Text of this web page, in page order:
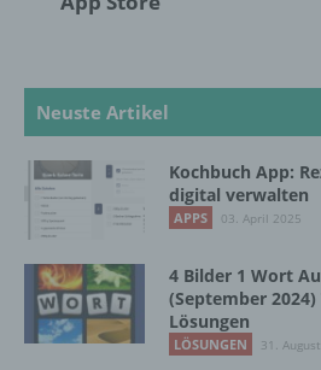
Neuste Artikel
Kochbuch App:
digital verwalten
APPS 03. April 2025
4 Bilder 1 Wort
(September 2024)
Lösungen
LÖSUNGEN 31.
genetischen,
kulturellen oder sozialen
natürlichen Person sind,
kann.
Betroffene Person ist
identifizierbare natürliche
personenbezogene